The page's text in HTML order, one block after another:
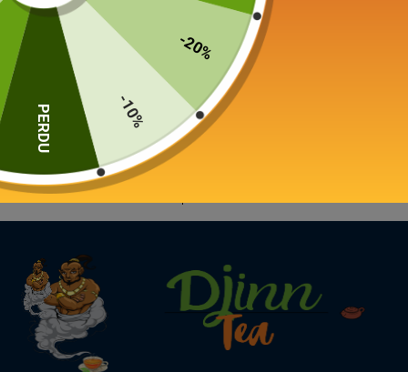
Théière Japonaise pour
Gaucher
Tokoname 350ml
85,00
Choix des options
Théière Japonaise
Tokoname
Lefty Kyusu 360ml
75,00
4 résultats affichés
-20%
-10%
PERDU